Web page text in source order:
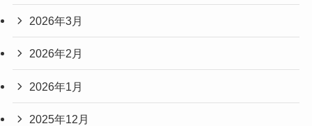
2026年3月
2026年2月
2026年1月
2025年12月